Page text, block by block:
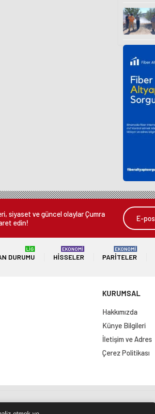
siyaset ve güncel olaylar Çumra
edin!
DURUMU
LİG
HISSELER
EKONOMİ
PARITELER
EKONOMİ
KURUMSAL
Hakkımızda
Künye Bilgileri
İletişim ve Adres
Çerez Politikası
Çumra Postası